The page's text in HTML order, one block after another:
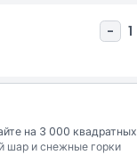
- 1
на 3 000 квадратных
шар и снежные горки